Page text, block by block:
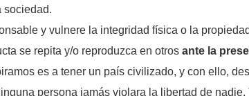
sociedad.
y vulnere la integridad física o la
se repita y/o reproduzca en otros ante la
es a tener un país civilizado, y con ello,
persona jamás violara la libertad de